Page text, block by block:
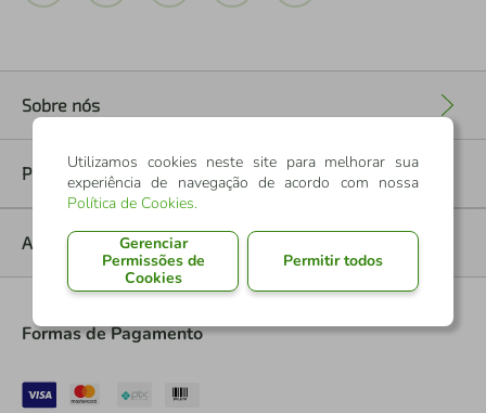
Sobre nós
Políticas
Ajuda
Formas de Pagamento
Utilizamos cookies neste site para melhorar sua
experiência de navegação de acordo com nossa
Política de Cookies.
Gerenciar
Permissões de
Cookies
Permitir todos